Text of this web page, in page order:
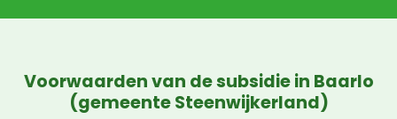
Voorwaarden van de subsidie in Baarlo
(gemeente Steenwijkerland)